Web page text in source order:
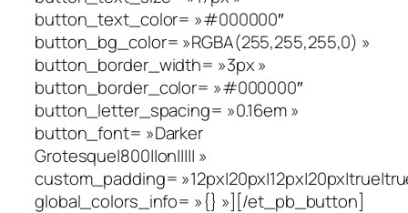
button_text_color= »#000000″
button_bg_color= »RGBA(255,255,255,0) »
button_border_width= »3px »
button_border_color= »#000000″
button_letter_spacing= »0.16em »
button_font= »Darker
Grotesque|800||on||||| »
custom_padding=
global_colors_info= »{} »][/et_pb_button]